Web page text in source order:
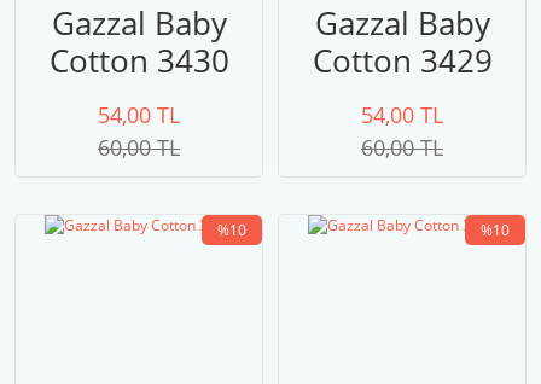
Gazzal Baby
Cotton 3430
gri
54,00 TL
60,00 TL
Gazzal Baby
Cotton 3429
54,00 TL
60,00 TL
%10 %10